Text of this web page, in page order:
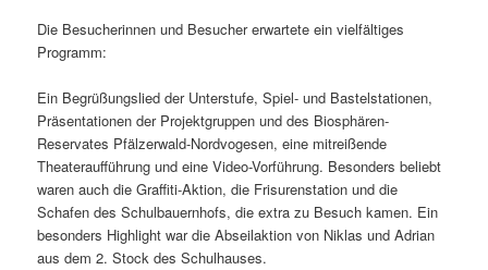
Die Besucherinnen und Besucher erwartete ein vielfältiges
Programm:
Ein Begrüßungslied der Unterstufe, Spiel- und Bastelstationen,
Präsentationen der Projektgruppen und des Biosphären-
Reservates Pfälzerwald-Nordvogesen, eine mitreißende
Theateraufführung und eine Video-Vorführung. Besonders beliebt
waren auch die Graffiti-Aktion, die Frisurenstation und die
Schafen des Schulbauernhofs, die extra zu Besuch kamen. Ein
besonders Highlight war die Abseilaktion von Niklas und Adrian
aus dem 2. Stock des Schulhauses.